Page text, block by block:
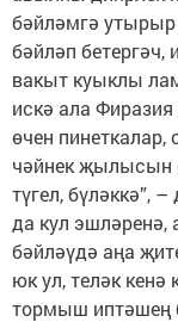
бәйләмгә
бәйләп бетергәч,
вакыт куыклы
искә ала
өчен
чәйнек җылысын
түгел, бүләккә”,
да кул эшләренә,
бәйләүдә аңа
юк ул, теләк
тормыш иптәшең